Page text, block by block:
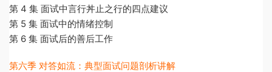
第 4 集 面试中言行丼止之行的四点建议
第 5 集 面试中的情绪控制
第 6 集 面试后的善后工作
第六季 对答如流：典型面试问题剖析讲解